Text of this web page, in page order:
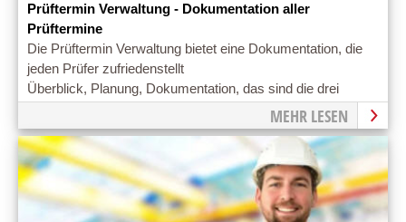
Prüftermin Verwaltung - Dokumentation aller
Prüftermine
Die Prüftermin Verwaltung bietet eine Dokumentation, die
jeden Prüfer zufriedenstellt
Überblick, Planung, Dokumentation, das sind die drei
entscheidenden Säulen im Prüfterminmanagement
MEHR LESEN